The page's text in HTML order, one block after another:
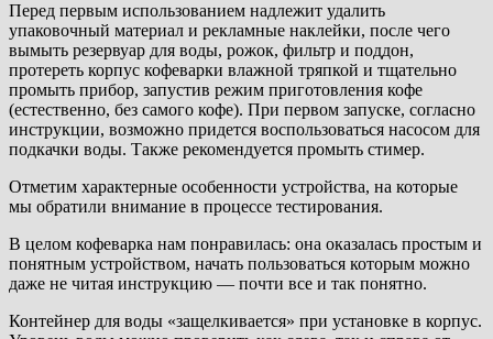
Перед первым использованием надлежит удалить
упаковочный материал и рекламные наклейки, после чего
вымыть резервуар для воды, рожок, фильтр и поддон,
протереть корпус кофеварки влажной тряпкой и тщательно
промыть прибор, запустив режим приготовления кофе
(естественно, без самого кофе). При первом запуске, согласно
инструкции, возможно придется воспользоваться насосом для
подкачки воды. Также рекомендуется промыть стимер.
Отметим характерные особенности устройства, на которые
мы обратили внимание в процессе тестирования.
В целом кофеварка нам понравилась: она оказалась простым и
понятным устройством, начать пользоваться которым можно
даже не читая инструкцию — почти все и так понятно.
Контейнер для воды «защелкивается» при установке в корпус.